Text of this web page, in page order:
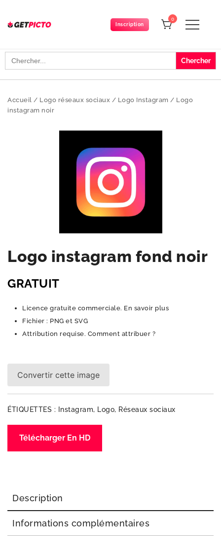
content
Inscription
0
Search
for:
Accueil / Logo réseaux sociaux / Logo Instagram / Logo
instagram noir
Logo instagram fond noir
GRATUIT
Licence gratuite commerciale. En savoir plus
Fichier : PNG et SVG
Attribution requise. Comment attribuer ?
Convertir cette image
ÉTIQUETTES : Instagram, Logo, Réseaux sociaux
Télécharger En HD
Description
Informations complémentaires